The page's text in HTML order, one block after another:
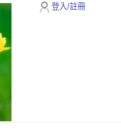
登入/註冊